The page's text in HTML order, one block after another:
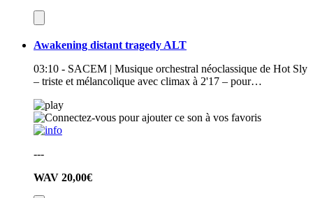
Awakening distant tragedy ALT
03:10 - SACEM | Musique orchestral néoclassique de Hot Sly
– triste et mélancolique avec climax à 2'17 – pour…
---
WAV 20,00€